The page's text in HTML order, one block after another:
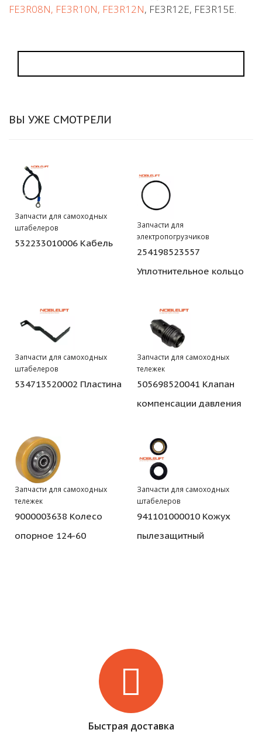
FE3R08N, FE3R10N, FE3R12N, FE3R12E, FE3R15E.
ВЫ УЖЕ СМОТРЕЛИ
Запчасти для самоходных
штабелеров
532233010006 Кабель
Запчасти для
электропогрузчиков
254198523557
Уплотнительное кольцо
Запчасти для самоходных
штабелеров
534713520002 Пластина
Запчасти для самоходных
тележек
505698520041 Клапан
компенсации давления
Запчасти для самоходных
тележек
9000003638 Колесо
опорное 124-60
Запчасти для самоходных
штабелеров
941101000010 Кожух
пылезащитный
Быстрая доставка